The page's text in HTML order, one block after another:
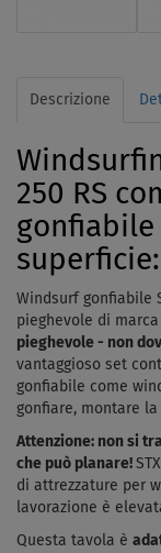
Descrizione
250 RS
Windsurf gonfiabile
pieghevole di marca
pieghevole - non
vantaggioso set
gonfiabile come
gonfiare, montare
Attenzione: non si
che può planare!
di attrezzature per
lavorazione è
Questa tavola è